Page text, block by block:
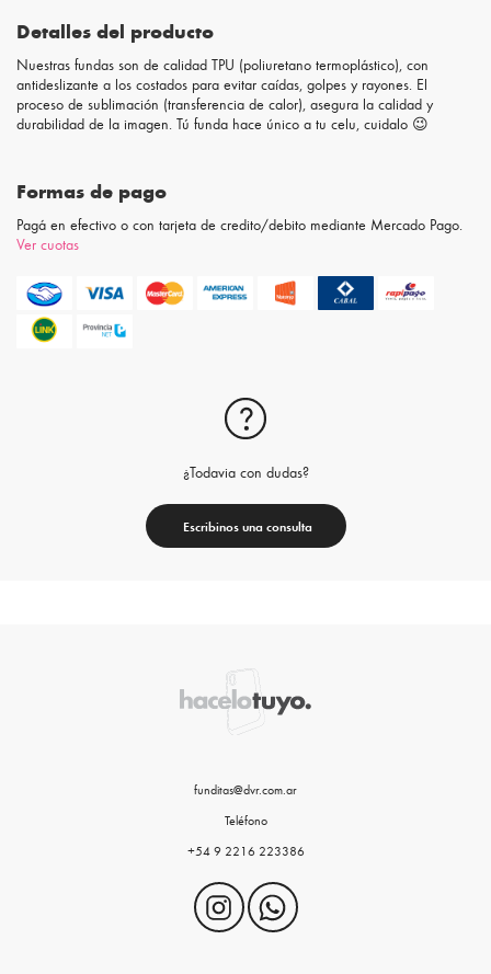
Detalles del producto
Nuestras fundas son de calidad TPU (poliuretano termoplástico), con
antideslizante a los costados para evitar caídas, golpes y rayones. El
proceso de sublimación (transferencia de calor), asegura la calidad y
durabilidad de la imagen. Tú funda hace único a tu celu, cuidalo 😉
Formas de pago
Pagá en efectivo o con tarjeta de credito/debito mediante Mercado Pago.
Ver cuotas
¿Todavia con dudas?
Escribinos una consulta
funditas@dvr.com.ar
Teléfono
+54 9 2216 223386